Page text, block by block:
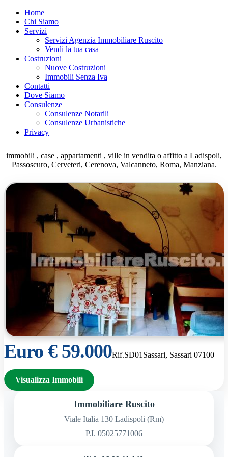
Home
Chi Siamo
Servizi
Servizi Agenzia Immobiliare Ruscito
Vendi la tua casa
Costruzioni
Nuove Costruzioni
Immobili Senza Iva
Contatti
Dove Siamo
Consulenze
Consulenze Notarili
Consulenze Urbanistiche
Privacy
immobili , case , appartamenti , ville in vendita o affitto a Ladispoli,
Passoscuro, Cerveteri, Cerenova, Valcanneto, Roma, Manziana.
Euro € 59.000Rif.SD01 Sassari, Sassari 07100
Visualizza Immobili
Immobiliare Ruscito
Viale Italia 130 Ladispoli (Rm)
P.I. 05025771006